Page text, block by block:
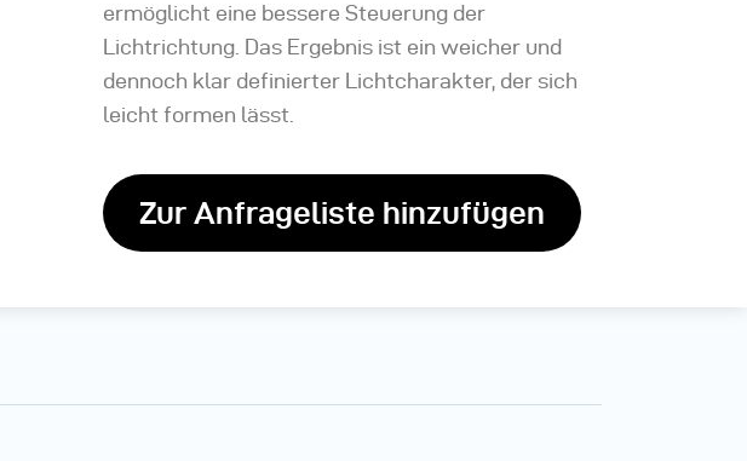
ermöglicht eine bessere Steuerung der
Lichtrichtung. Das Ergebnis ist ein weicher und
dennoch klar definierter Lichtcharakter, der sich
leicht formen lässt.
Zur Anfrageliste hinzufügen